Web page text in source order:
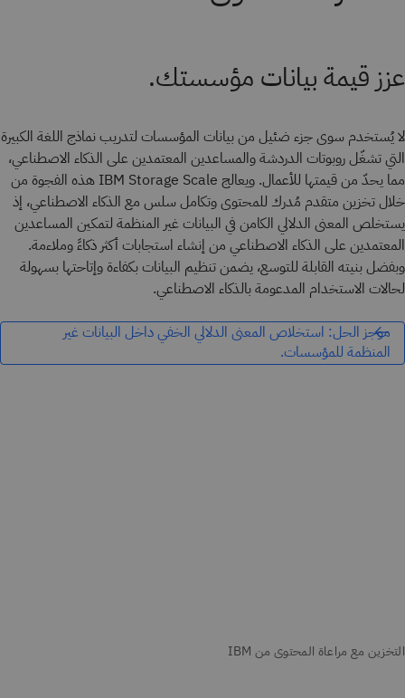
عزز قيمة بيانات مؤسستك.
لا يُستخدم سوى جزء ضئيل من بيانات المؤسسات لتدريب نماذج اللغة الكبيرة
التي تشغّل روبوتات الدردشة والمساعدين المعتمدين على الذكاء الاصطناعي،
مما يحدّ من قيمتها للأعمال. ويعالج IBM Storage Scale هذه الفجوة من
خلال تخزين متقدم مُدرك للمحتوى وتكامل سلس مع الذكاء الاصطناعي، إذ
يستخلص المعنى الدلالي الكامن في البيانات غير المنظمة لتمكين المساعدين
المعتمدين على الذكاء الاصطناعي من إنشاء استجابات أكثر ذكاءً وملاءمة.
وبفضل بنيته القابلة للتوسع، يضمن تنظيم البيانات بكفاءة وإتاحتها بسهولة
لحالات الاستخدام المدعومة بالذكاء الاصطناعي.
موجز الحل: استخلاص المعنى الدلالي الخفي داخل البيانات غير
المنظمة للمؤسسات.